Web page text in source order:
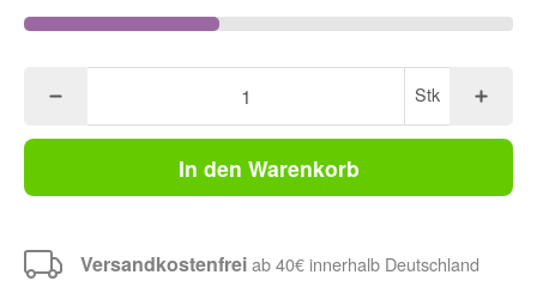
Stk
In den Warenkorb
Versandkostenfreiab 40€ innerhalb Deutschland